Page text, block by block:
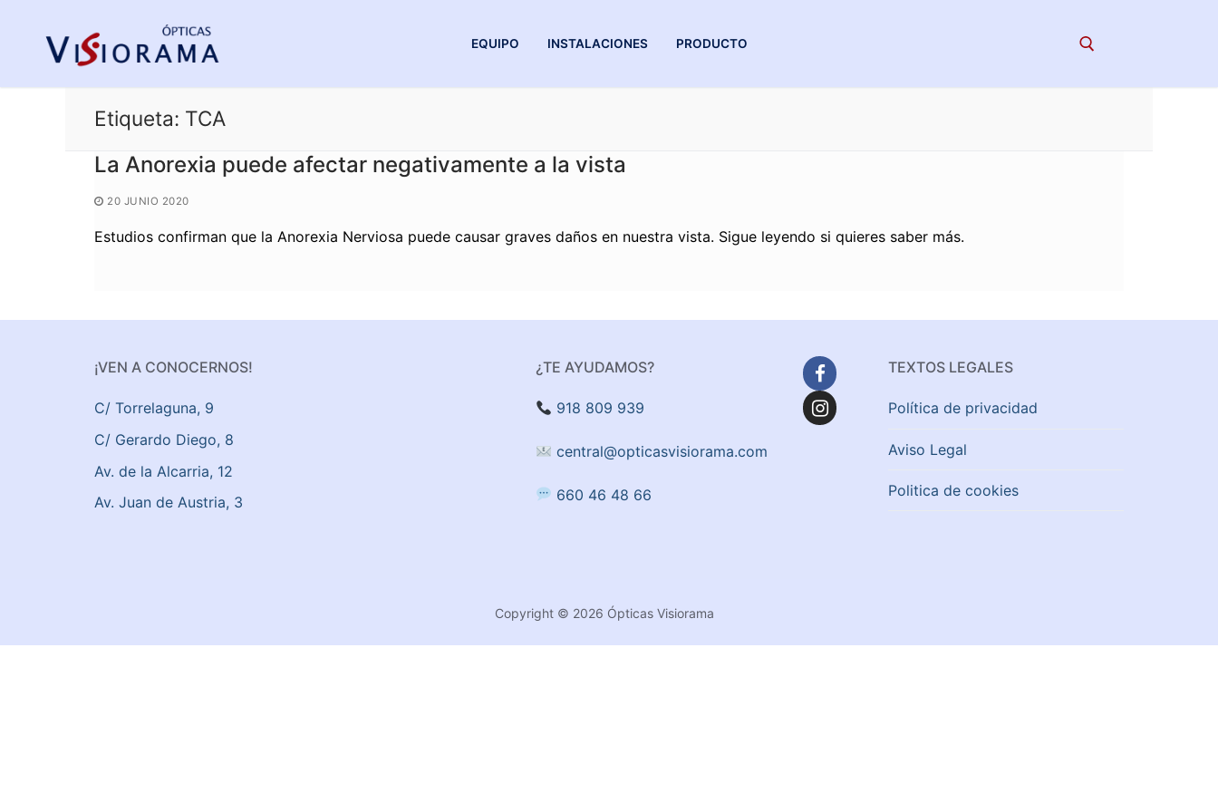
contenido
EQUIPO INSTALACIONES PRODUCTO
Etiqueta: TCA
La Anorexia puede afectar negativamente a la vista
20 JUNIO 2020
Estudios confirman que la Anorexia Nerviosa puede causar graves daños en nuestra vista. Sigue leyendo si quieres saber más.
¡VEN A CONOCERNOS!
C/ Torrelaguna, 9
C/ Gerardo Diego, 8
Av. de la Alcarria, 12
Av. Juan de Austria, 3
¿TE AYUDAMOS?
918 809 939
central@opticasvisiorama.com
660 46 48 66
TEXTOS LEGALES
Política de privacidad
Aviso Legal
Politica de cookies
Copyright © 2026 Ópticas Visiorama